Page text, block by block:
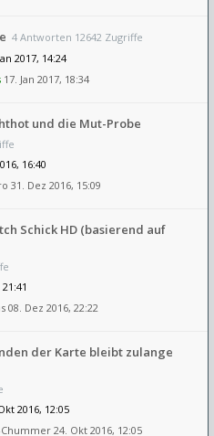
4 Antworten 12642 Zugriffe
2017, 14:24
17. Jan 2017, 18:34
und die Mut-Probe
16:40
31. Dez 2016, 15:09
Schick HD (basierend auf
08. Dez 2016, 22:22
der Karte bleibt zulange
2016, 12:05
24. Okt 2016, 12:05